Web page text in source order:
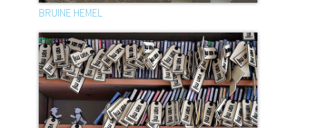
BRUINE HEMEL